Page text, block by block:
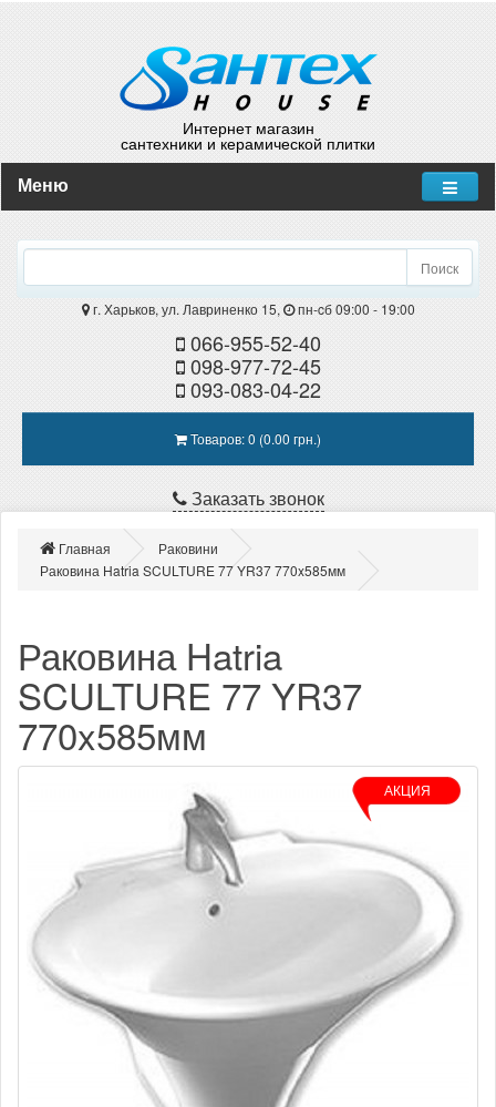
Интернет магазин
сантехники и керамической плитки
Меню
Поиск
г. Харьков, ул. Лавриненко 15, пн-cб 09:00 - 19:00
066-955-52-40
098-977-72-45
093-083-04-22
Товаров: 0 (0.00 грн.)
Заказать звонок
Главная
Раковини
Раковина Hatria SCULTURE 77 YR37 770x585мм
Раковина Hatria
SCULTURE 77 YR37
770x585мм
АКЦИЯ